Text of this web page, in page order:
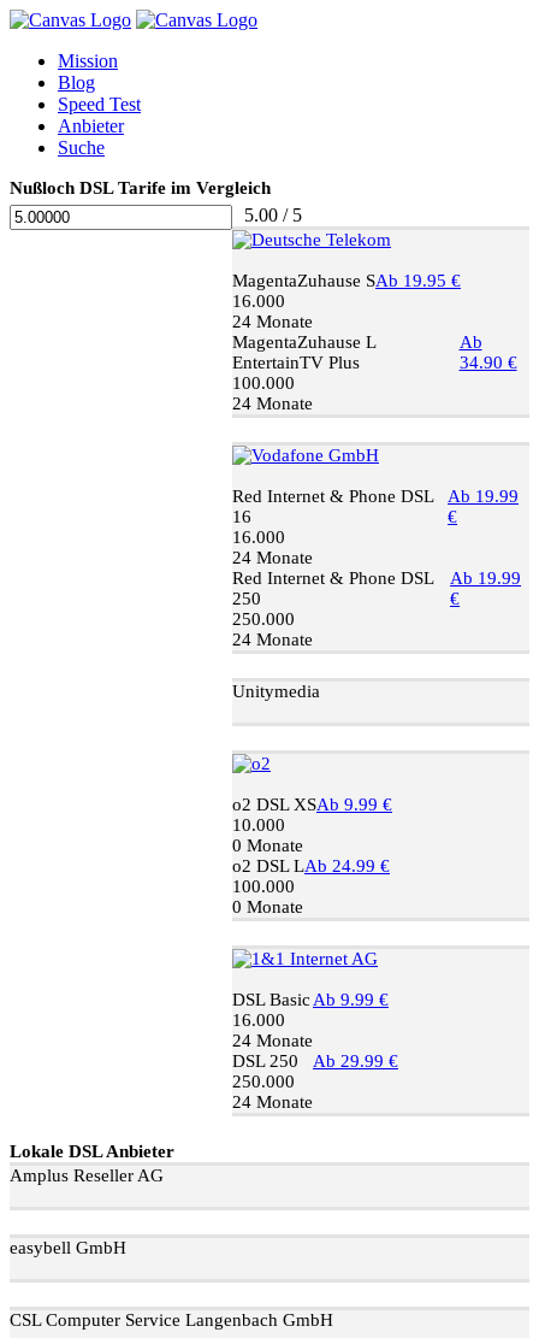
Mission
Blog
Speed Test
Anbieter
Suche
Nußloch DSL Tarife im Vergleich
5.00 / 5
MagentaZuhause S
16.000
24 Monate
Ab 19.95 €
MagentaZuhause L
EntertainTV Plus
100.000
24 Monate
Ab
34.90 €
Red Internet & Phone DSL
16
16.000
24 Monate
Ab 19.99
€
Red Internet & Phone DSL
250
250.000
24 Monate
Ab 19.99
€
Unitymedia
o2 DSL XS
10.000
0 Monate
Ab 9.99 €
o2 DSL L
100.000
0 Monate
Ab 24.99 €
DSL Basic
16.000
24 Monate
Ab 9.99 €
DSL 250
250.000
24 Monate
Ab 29.99 €
Lokale DSL Anbieter
Amplus Reseller AG
easybell GmbH
CSL Computer Service Langenbach GmbH